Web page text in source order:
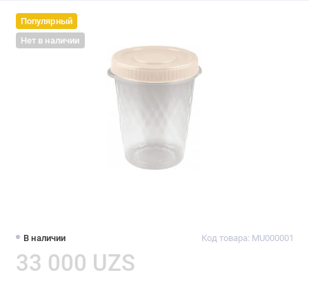
Популярный
Нет в наличии
В наличии Код товара: MU000001
33 000 UZS